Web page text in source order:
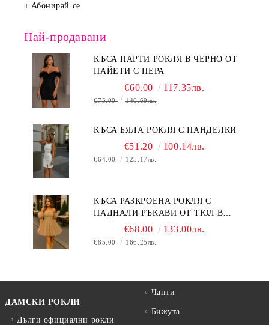
Абонирай се
Най-продавани
КЪСА ПАРТИ РОКЛЯ В ЧЕРНО ОТ
ПАЙЕТИ С ПЕРА
€60.00 117.35лв.
€75.00 146.69лв.
КЪСА БЯЛА РОКЛЯ С ПАНДЕЛКИ
€51.20 100.14лв.
€64.00 125.17лв.
КЪСА РАЗКРОЕНА РОКЛЯ С
ПАДНАЛИ РЪКАВИ ОТ ТЮЛ В
БЕЖОВО€68.00 133.00лв.
€85.00 166.25лв.
ДАМСКИ РОКЛИ
Дълги официални рокли
Чанти
Бижута